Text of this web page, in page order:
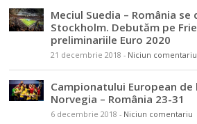
Meciul Suedia – România se
Stockholm. Debutăm pe
preliminariile Euro 2020
21 decembrie 2018 - Niciun comentariu
Campionatului European
Norvegia – România 23-31
6 decembrie 2018 - Niciun comentariu